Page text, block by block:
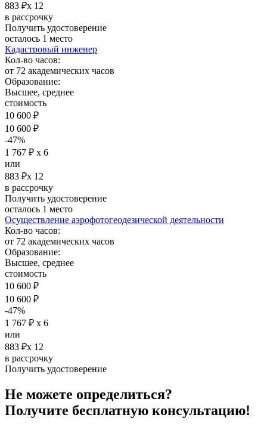
883 ₽х 12
в рассрочку
Получить удостоверение
осталось 1 место
Кадастровый инженер
Кол-во часов:
от 72 академических часов
Образование:
Высшее, среднее
стоимость
10 600 ₽
10 600 ₽
-47%
1 767 ₽ х 6
или
883 ₽х 12
в рассрочку
Получить удостоверение
осталось 1 место
Осуществление аэрофотогеодезической деятельности
Кол-во часов:
от 72 академических часов
Образование:
Высшее, среднее
стоимость
10 600 ₽
10 600 ₽
-47%
1 767 ₽ х 6
или
883 ₽х 12
в рассрочку
Получить удостоверение
Не можете определиться?
Получите бесплатную консультацию!